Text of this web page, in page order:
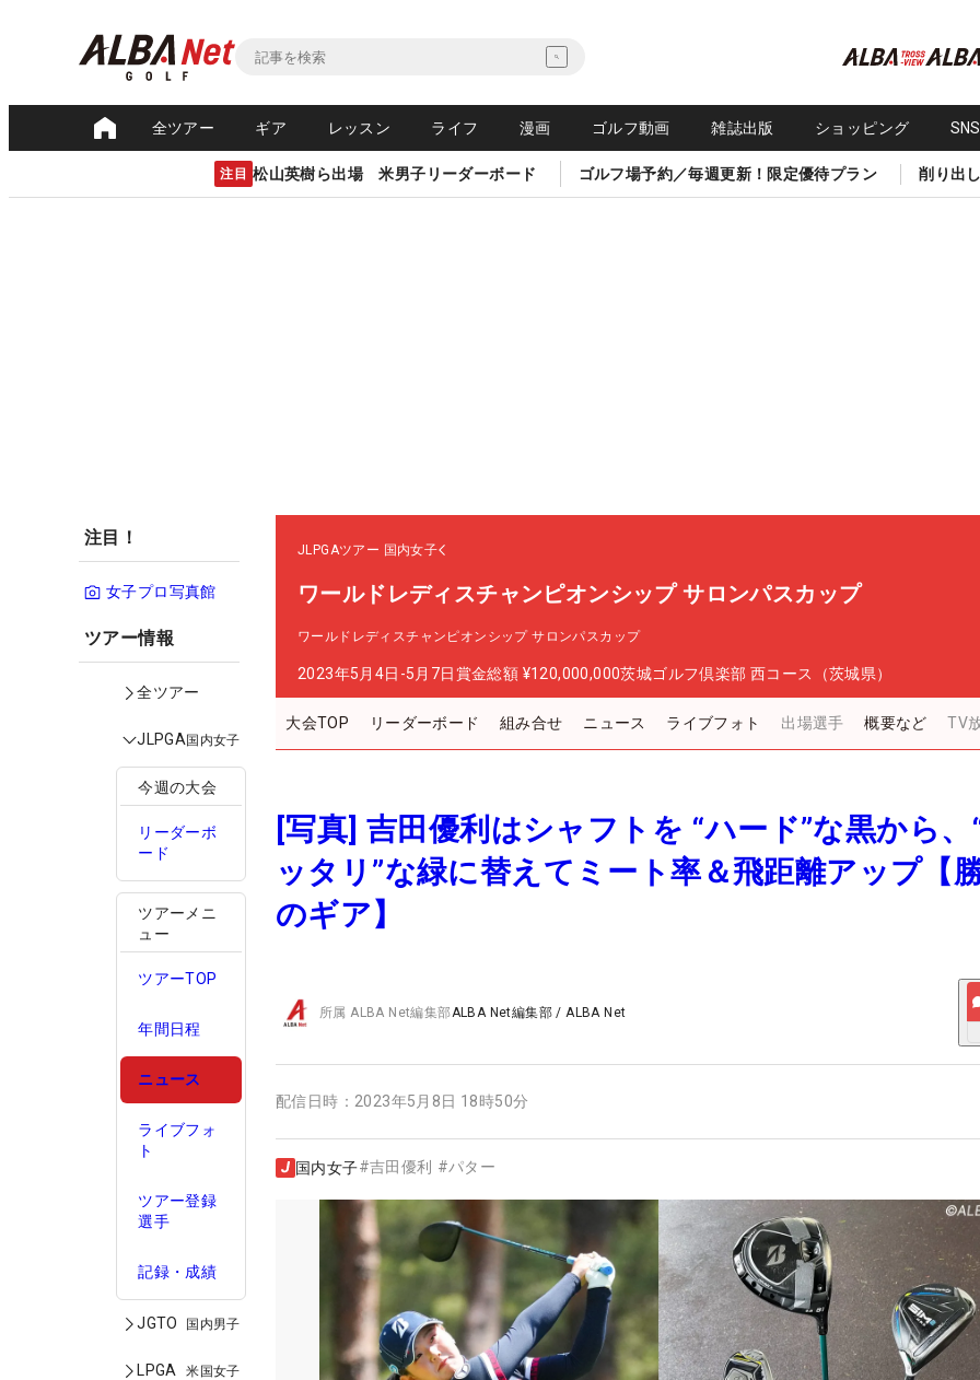
全ツアー ギア レッスン ライフ 漫画 ゴルフ動画 雑誌出版 ショッピング
注目 松山英樹ら出場 米男子リーダーボード ゴルフ場予約／毎週更新！限定優待プラン 削り出
注目！
女子プロ写真館
ツアー情報
全ツアー
JLPGA国内女子
今週の大会
リーダーボ
ード
ツアーメニ
ュー
ツアーTOP
年間日程
ニュース
ライブフォ
ト
ツアー登録
選手
記録・成績
JGTO 国内男子
LPGA 米国女子
JLPGAツアー 国内女子
ワールドレディスチャンピオンシップ サロンパスカップ
ワールドレディスチャンピオンシップ サロンパスカップ
2023年5月4日-5月7日賞金総額 ¥120,000,000茨城ゴルフ倶楽部 西コース（茨城県）
大会TOP リーダーボード 組み合せ ニュース ライブフォト 出場選手 概要など TV
[写真] 吉田優利はシャフトを “ハード”な黒から、
ッタリ”な緑に替えてミート率＆飛距離アップ【
のギア】
所属ALBA Net編集部ALBA Net編集部 /ALBA Net
配信日時： 2023年5月8日 18時50分
国内女子#吉田優利 #パター